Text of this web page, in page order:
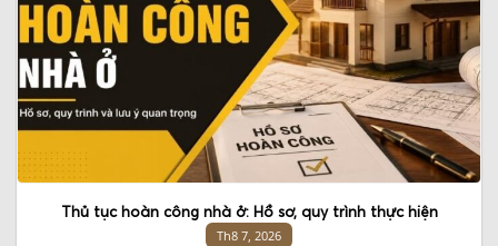
Thủ tục hoàn công nhà ở: Hồ sơ, quy trình thực hiện
Th8 7, 2026